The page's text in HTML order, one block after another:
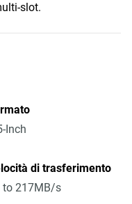
slot.
Inch
di trasferimento
to 217MB/s